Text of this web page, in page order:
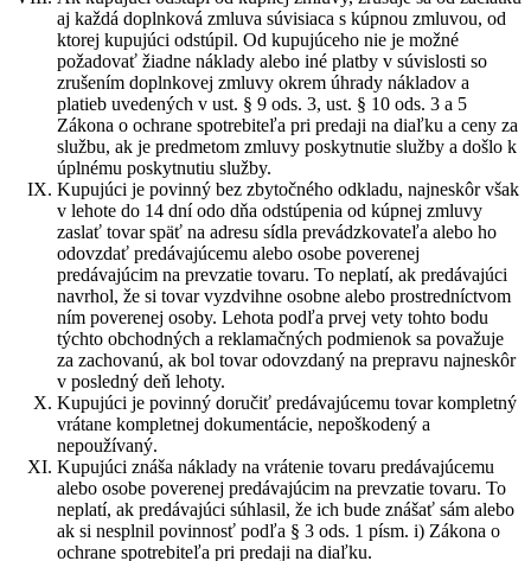
aj každá doplnková zmluva súvisiaca s kúpnou zmluvou, od
ktorej kupujúci odstúpil. Od kupujúceho nie je možné
požadovať žiadne náklady alebo iné platby v súvislosti so
zrušením doplnkovej zmluvy okrem úhrady nákladov a
platieb uvedených v ust. § 9 ods. 3, ust. § 10 ods. 3 a 5
Zákona o ochrane spotrebiteľa pri predaji na diaľku a ceny za
službu, ak je predmetom zmluvy poskytnutie služby a došlo k
úplnému poskytnutiu služby.
Kupujúci je povinný bez zbytočného odkladu, najneskôr však
v lehote do 14 dní odo dňa odstúpenia od kúpnej zmluvy
zaslať tovar späť na adresu sídla prevádzkovateľa alebo ho
odovzdať predávajúcemu alebo osobe poverenej
predávajúcim na prevzatie tovaru. To neplatí, ak predávajúci
navrhol, že si tovar vyzdvihne osobne alebo prostredníctvom
ním poverenej osoby. Lehota podľa prvej vety tohto bodu
týchto obchodných a reklamačných podmienok sa považuje
za zachovanú, ak bol tovar odovzdaný na prepravu najneskôr
v posledný deň lehoty.
Kupujúci je povinný doručiť predávajúcemu tovar kompletný
vrátane kompletnej dokumentácie, nepoškodený a
nepoužívaný.
Kupujúci znáša náklady na vrátenie tovaru predávajúcemu
alebo osobe poverenej predávajúcim na prevzatie tovaru. To
neplatí, ak predávajúci súhlasil, že ich bude znášať sám alebo
ak si nesplnil povinnosť podľa § 3 ods. 1 písm. i) Zákona o
ochrane spotrebiteľa pri predaji na diaľku.